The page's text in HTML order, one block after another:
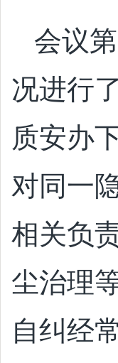
会议
况进行
质安办
对同一
相关负
尘治理
自纠经